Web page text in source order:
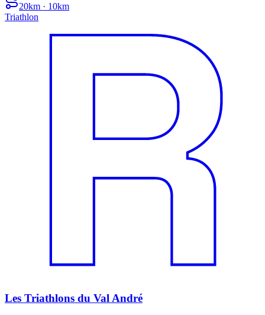
20km · 10km
Triathlon
Les Triathlons du Val André